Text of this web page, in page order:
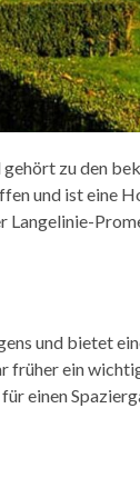
zu den
und ist eine
und bietet
früher ein
einen